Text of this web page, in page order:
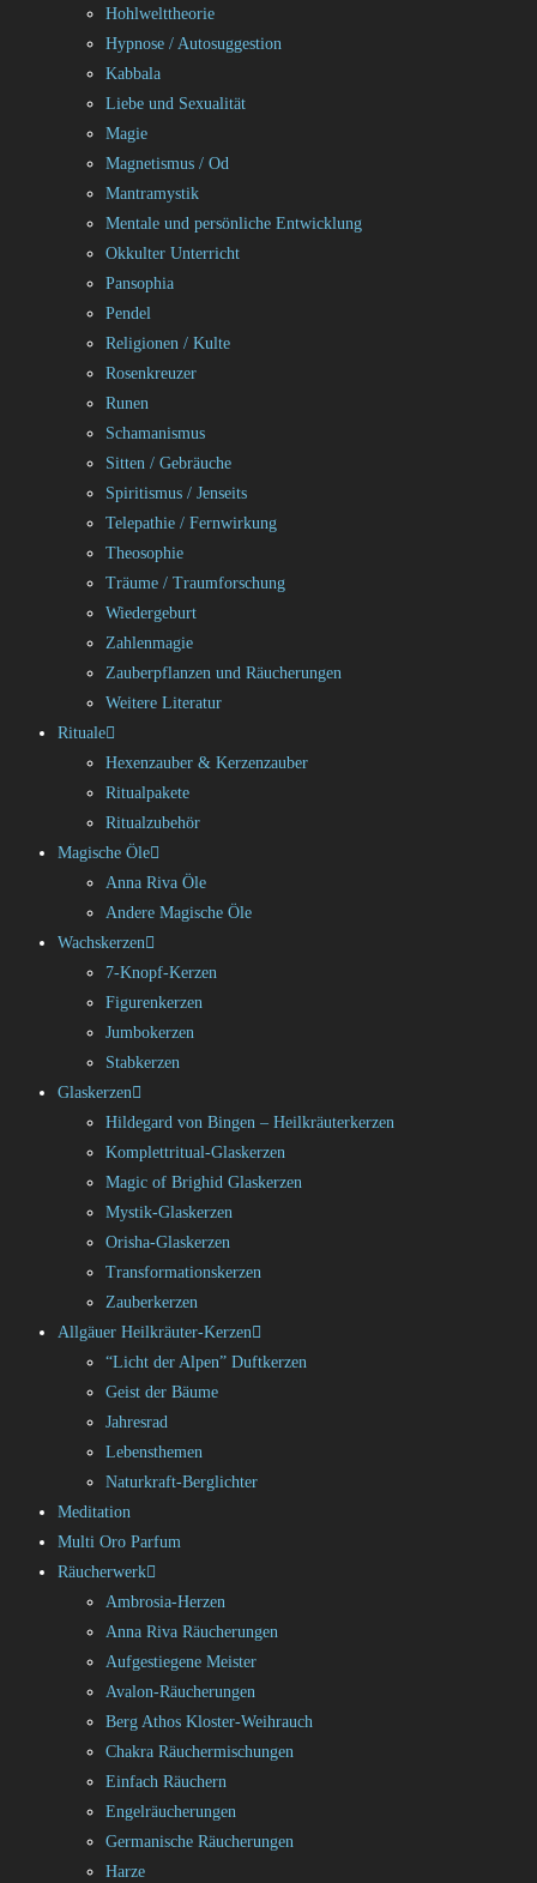
Hohlwelttheorie
Hypnose / Autosuggestion
Kabbala
Liebe und Sexualität
Magie
Magnetismus / Od
Mantramystik
Mentale und persönliche Entwicklung
Okkulter Unterricht
Pansophia
Pendel
Religionen / Kulte
Rosenkreuzer
Runen
Schamanismus
Sitten / Gebräuche
Spiritismus / Jenseits
Telepathie / Fernwirkung
Theosophie
Träume / Traumforschung
Wiedergeburt
Zahlenmagie
Zauberpflanzen und Räucherungen
Weitere Literatur
Rituale
Hexenzauber & Kerzenzauber
Ritualpakete
Ritualzubehör
Magische Öle
Anna Riva Öle
Andere Magische Öle
Wachskerzen
7-Knopf-Kerzen
Figurenkerzen
Jumbokerzen
Stabkerzen
Glaskerzen
Hildegard von Bingen – Heilkräuterkerzen
Komplettritual-Glaskerzen
Magic of Brighid Glaskerzen
Mystik-Glaskerzen
Orisha-Glaskerzen
Transformationskerzen
Zauberkerzen
Allgäuer Heilkräuter-Kerzen
“Licht der Alpen” Duftkerzen
Geist der Bäume
Jahresrad
Lebensthemen
Naturkraft-Berglichter
Meditation
Multi Oro Parfum
Räucherwerk
Ambrosia-Herzen
Anna Riva Räucherungen
Aufgestiegene Meister
Avalon-Räucherungen
Berg Athos Kloster-Weihrauch
Chakra Räuchermischungen
Einfach Räuchern
Engelräucherungen
Germanische Räucherungen
Harze